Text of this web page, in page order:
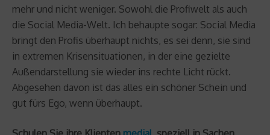
mehr und nicht weniger. Sowohl die Profiwelt als auch
die Social Media-Welt. Ich behaupte sogar: Social Media
bringt den Profis überhaupt nichts, es sei denn, sie sind
in extremen Krisensituationen, in der eine gezielte
Außendarstellung sie wieder ins rechte Licht rückt.
Abgesehen davon ist das alles ein schöner Schein und
gut fürs Ego, wenn überhaupt.